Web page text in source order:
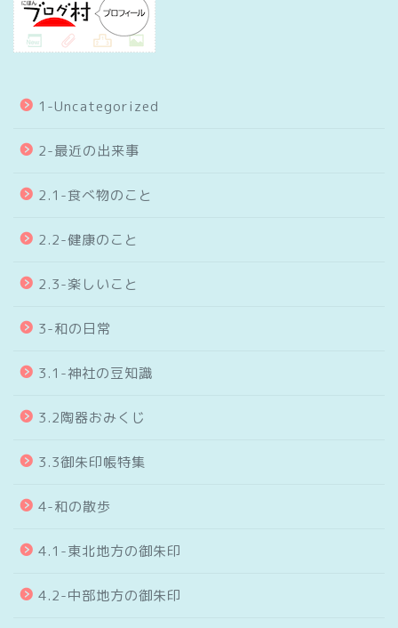
1-Uncategorized
2-最近の出来事
2.1-食べ物のこと
2.2-健康のこと
2.3-楽しいこと
3-和の日常
3.1-神社の豆知識
3.2陶器おみくじ
3.3御朱印帳特集
4-和の散歩
4.1-東北地方の御朱印
4.2-中部地方の御朱印